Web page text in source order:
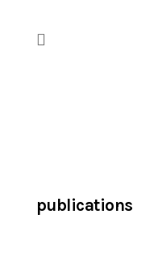
publications